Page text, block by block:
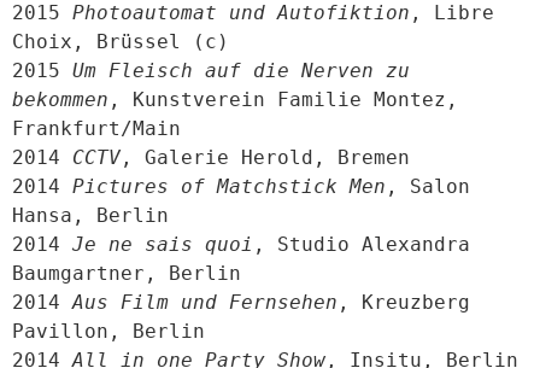
2015 Photoautomat und Autofiktion , Libre
Choix, Brüssel (c)
2015 Um Fleisch auf die Nerven zu
bekommen , Kunstverein Familie Montez,
Frankfurt/Main
2014 CCTV, Galerie Herold, Bremen
2014 Pictures of Matchstick Men , Salon
Hansa, Berlin
2014 Je ne sais quoi , Studio Alexandra
Baumgartner, Berlin
2014 Aus Film und Fernsehen , Kreuzberg
Pavillon, Berlin
2014 All in one Party Show , Insitu, Berlin